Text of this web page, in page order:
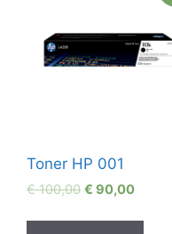
Toner HP 001
€100,00 € 90,00